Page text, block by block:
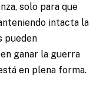
solo para que
intacta la
pueden
ganar la guerra
en plena forma.